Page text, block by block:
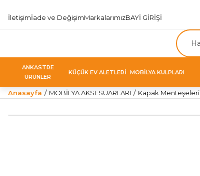
İletişimİade ve DeğişimMarkalarımızBAYİ GİRİŞİ
ANKASTRE
ÜRÜNLER
KÜÇÜK EV ALETLERİ MOBİLYA KULPLARI
Anasayfa MOBİLYA AKSESUARLARI Kapak Menteşeleri